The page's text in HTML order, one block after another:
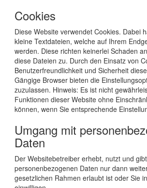
Cookies
Diese Website verwendet Cookies. Dabei
kleine Textdateien, welche auf Ihrem
werden. Diese richten keinerlei Schaden
diese Dateien zu. Durch den Einsatz von
Benutzerfreundlichkeit und Sicherheit
Gängige Browser bieten die
zuzulassen. Hinweis: Es ist nicht
Funktionen dieser Website ohne
können, wenn Sie entsprechende
Umgang mit
Daten
Der Websitebetreiber erhebt, nutzt und
personenbezogenen Daten nur dann
gesetzlichen Rahmen erlaubt ist oder Sie